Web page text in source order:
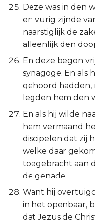
Deze was in den
en vurig zijnde
naarstiglijk de
alleenlijk den
En deze begon
synagoge. En als
gehoord hadden,
legden hem den
En als hij wilde
hem vermaand
discipelen dat zij
welke daar
toegebracht aan
de genade.
Want hij
in het openbaar,
dat Jezus de